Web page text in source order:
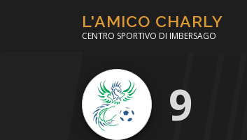
L'AMICO CHARLY
CENTRO SPORTIVO DI IMBERSAGO
9